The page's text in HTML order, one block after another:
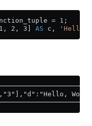
= 1 ;
2, 3] AS c, 'Hello,